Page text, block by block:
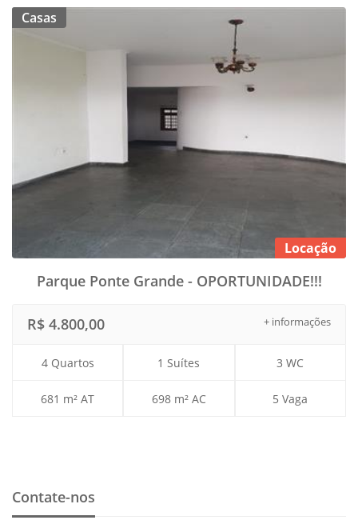
Casas
Locação
Parque Ponte Grande - OPORTUNIDADE!!!
+ informações
R$ 4.800,00
4 Quartos 1 Suítes 3 WC
681 m² AT 698 m² AC 5 Vaga
Contate-nos